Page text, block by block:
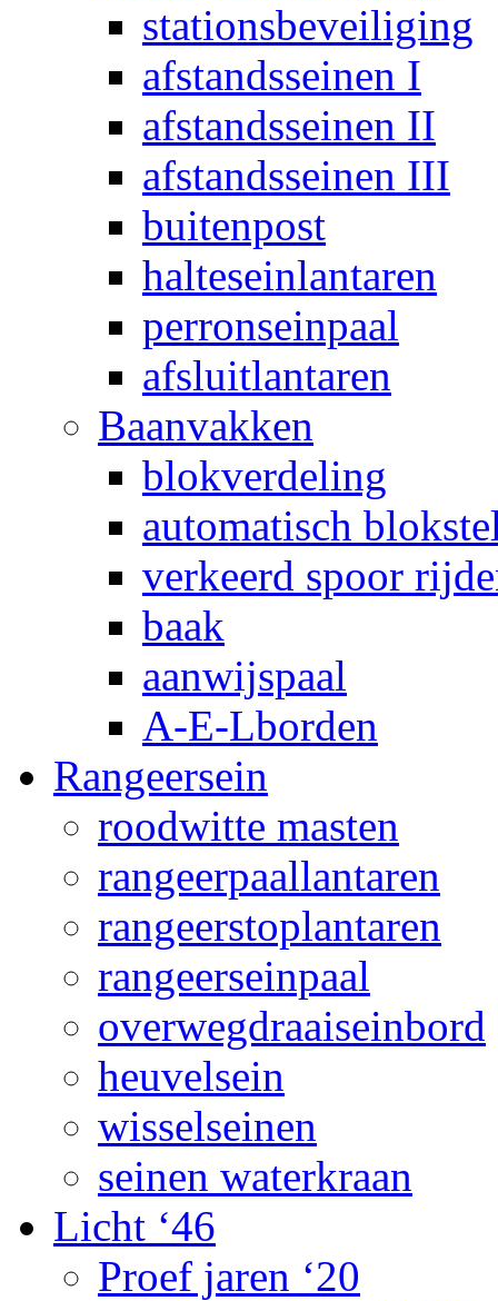
stationsbeveiliging
afstandsseinen I
afstandsseinen II
afstandsseinen III
buitenpost
halteseinlantaren
perronseinpaal
afsluitlantaren
Baanvakken
blokverdeling
automatisch
verkeerd spoor
baak
aanwijspaal
A-E-Lborden
Rangeersein
roodwitte masten
rangeerpaallantaren
rangeerstoplantaren
rangeerseinpaal
overwegdraaiseinbord
heuvelsein
wisselseinen
seinen waterkraan
Licht ‘46
Proef jaren ‘20